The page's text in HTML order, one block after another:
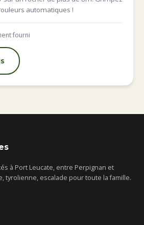
automatiques !
fourni
à Port Leucate, entre Perpignan et
tyrolienne, escalade pour toute la famille.